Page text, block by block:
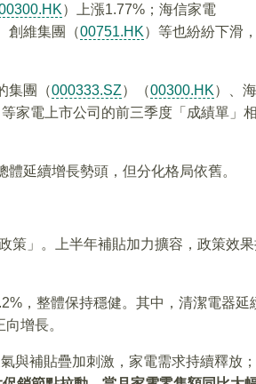
）上漲1.77%；海信家電
創維集團（00751.HK）等也紛紛下滑
集團（000333.SZ）（00300.HK）、
等家電上市公司的前三季度「成績單」
延續增長勢頭，但分化格局依舊。
策」。上半年補貼加力擴容，政策效
，整體保持穩健。其中，清潔電器延
增長。
與補貼疊加刺激，家電需求持續釋放；